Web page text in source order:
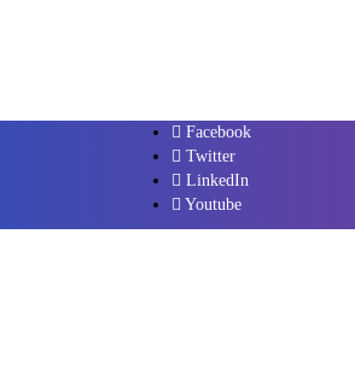
Facebook
Twitter
LinkedIn
Youtube